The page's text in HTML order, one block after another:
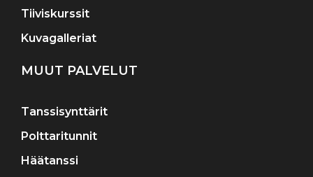
Tiiviskurssit
Kuvagalleriat
MUUT PALVELUT
Tanssisynttärit
Polttaritunnit
Häätanssi